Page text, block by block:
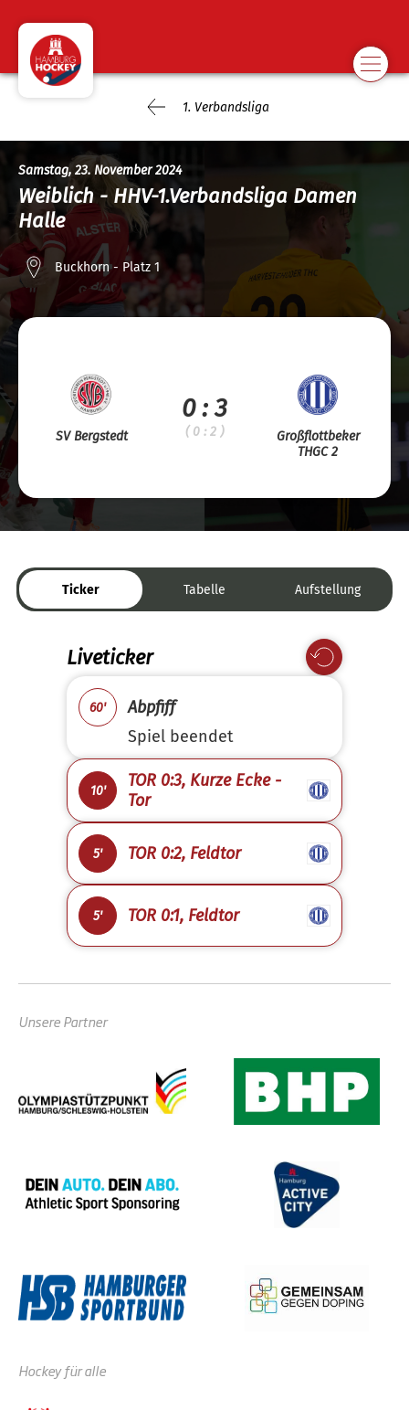
1. Verbandsliga
Samstag, 23. November 2024
Weiblich - HHV-1.Verbandsliga Damen
Halle
Buckhorn - Platz 1
SV Bergstedt
0 : 3
( 0 : 2 )
Großflottbeker
THGC 2
Ticker Tabelle Aufstellung
Liveticker
60'
Abpfiff
Spiel beendet
10'
TOR 0:3, Kurze Ecke -
Tor
5' TOR 0:2, Feldtor
5' TOR 0:1, Feldtor
Unsere Partner
Hockey für alle